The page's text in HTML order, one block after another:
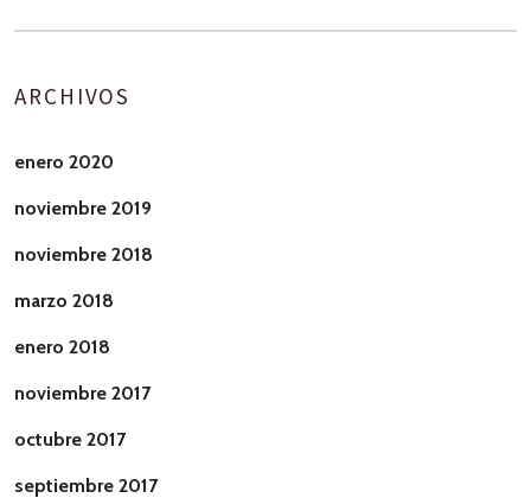
ARCHIVOS
enero 2020
noviembre 2019
noviembre 2018
marzo 2018
enero 2018
noviembre 2017
octubre 2017
septiembre 2017